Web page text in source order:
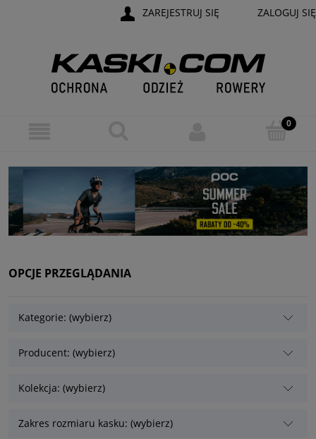
ZAREJESTRUJ SIĘ ZALOGUJ SIĘ
OPCJE PRZEGLĄDANIA
Kategorie: (wybierz)
Producent: (wybierz)
Kolekcja: (wybierz)
Zakres rozmiaru kasku: (wybierz)